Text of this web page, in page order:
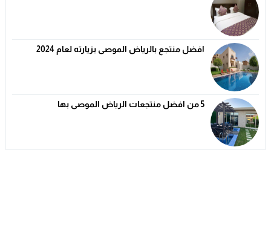
افضل منتجع بالرياض الموصى بزيارته لعام 2024
5 من افضل منتجعات الرياض الموصى بها